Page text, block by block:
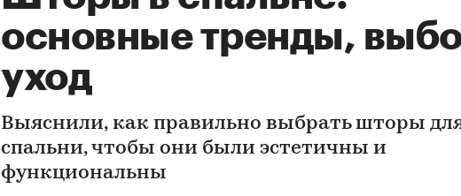
основные тренды,
уход
Выяснили, как правильно выбрать шторы
спальни, чтобы они были эстетичны и
функциональны